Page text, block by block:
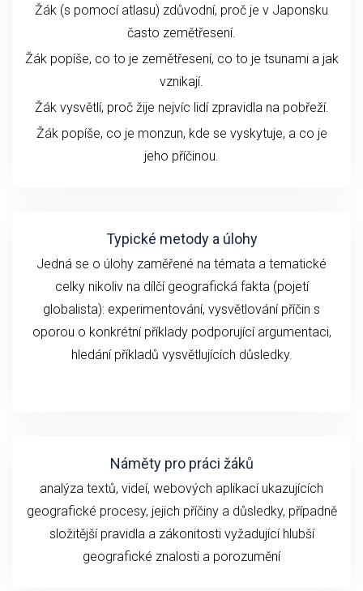
Žák (s pomocí atlasu) zdůvodní, proč je v Japonsku
často zemětřesení.
Žák popíše, co to je zemětřesení, co to je tsunami a jak
vznikají.
Žák vysvětlí, proč žije nejvíc lidí zpravidla na pobřeží.
Žák popíše, co je monzun, kde se vyskytuje, a co je
jeho příčinou.
Typické metody a úlohy
Jedná se o úlohy zaměřené na témata a tematické
celky nikolivna dílčí geografická fakta (pojetí
globalista): experimentování, vysvětlování příčin s
oporou o konkrétní příklady podporující argumentaci,
hledání příkladů vysvětlujících důsledky.
Náměty pro práci žáků
analýza textů, videí, webových aplikací ukazujících
geografické procesy, jejich příčiny a důsledky, případně
složitější pravidla a zákonitosti vyžadující hlubší
geografické znalosti a porozumění